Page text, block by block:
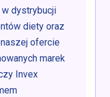
w dystrybucji
diety oraz
ofercie
marek
Invex